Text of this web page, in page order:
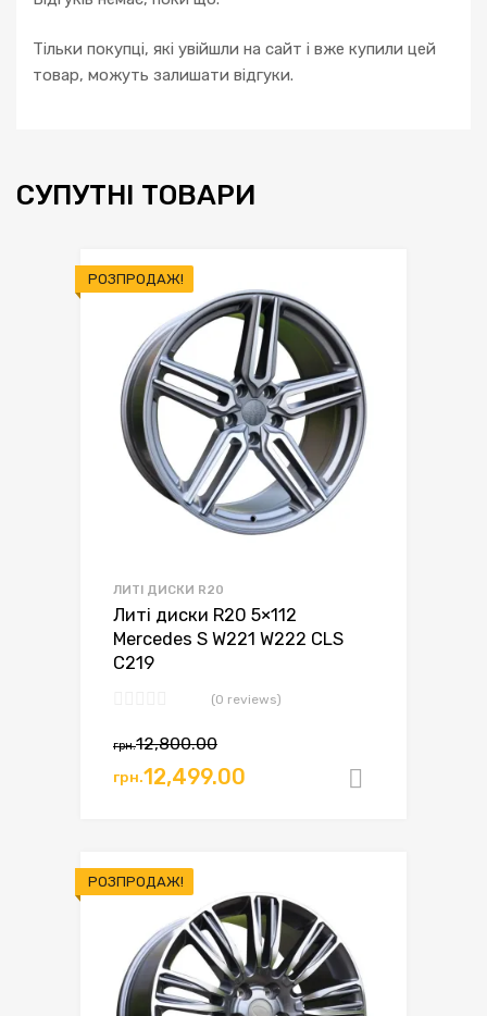
Тільки покупці, які увійшли на сайт і вже купили цей
товар, можуть залишати відгуки.
СУПУТНІ ТОВАРИ
РОЗПРОДАЖ!
ЛИТІ ДИСКИ R20
Литі диски R20 5×112
Mercedes S W221 W222 CLS
C219
(0 reviews)
грн.12,800.00
грн.12,499.00
РОЗПРОДАЖ!